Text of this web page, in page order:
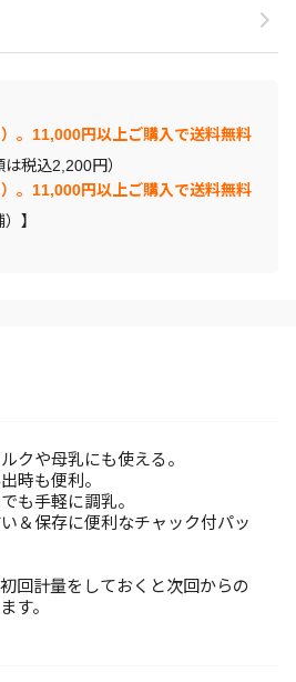
。11,000円以上ご購入で送料無料
税込2,200円）
。11,000円以上ご購入で送料無料
】
クや母乳にも使える。
時も便利。
も手軽に調乳。
＆保存に便利なチャック付パッ
回計量をしておくと次回からの
す。